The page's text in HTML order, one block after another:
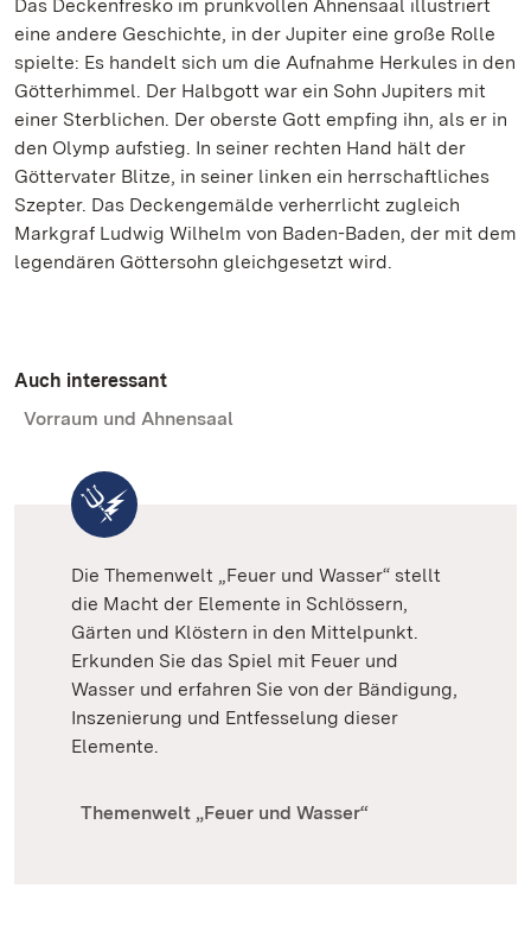
Das Deckenfresko im prunkvollen Ahnensaal illustriert
eine andere Geschichte, in der Jupiter eine große Rolle
spielte: Es handelt sich um die Aufnahme Herkules in den
Götterhimmel. Der Halbgott war ein Sohn Jupiters mit
einer Sterblichen. Der oberste Gott empfing ihn, als er in
den Olymp aufstieg. In seiner rechten Hand hält der
Göttervater Blitze, in seiner linken ein herrschaftliches
Szepter. Das Deckengemälde verherrlicht zugleich
Markgraf Ludwig Wilhelm von Baden-Baden, der mit dem
legendären Göttersohn gleichgesetzt wird.
Auch interessant
Vorraum und Ahnensaal
Die Themenwelt „Feuer und Wasser“ stellt
die Macht der Elemente in Schlössern,
Gärten und Klöstern in den Mittelpunkt.
Erkunden Sie das Spiel mit Feuer und
Wasser und erfahren Sie von der Bändigung,
Inszenierung und Entfesselung dieser
Elemente.
Themenwelt „Feuer und Wasser“